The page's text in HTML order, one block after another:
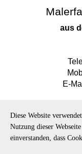
aus
E-
Diese Website
Nutzung dieser
einverstanden, dass